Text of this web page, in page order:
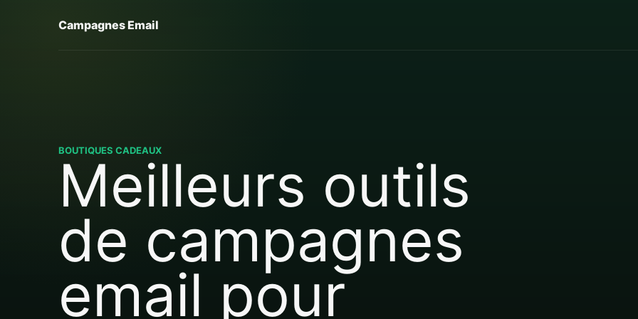
Campagnes Email
BOUTIQUES CADEAUX
Meilleurs outils
de campagnes
email pour